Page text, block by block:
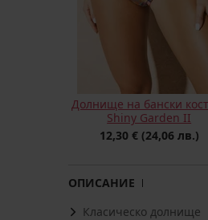
Долнище на бански
Shiny Garden II
12,30 € (24,06 лв.)
ОПИСАНИЕ
Класическо долнище